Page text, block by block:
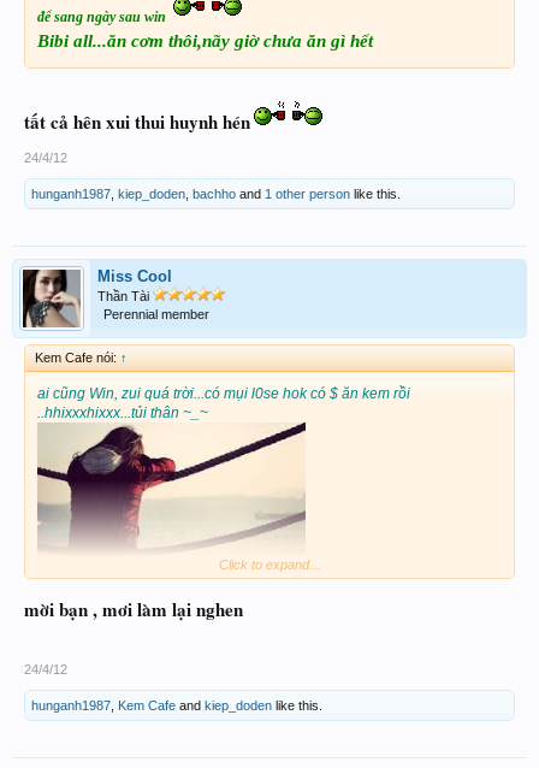
để sang ngày sau win
Bibi all...ăn cơm thôi,nãy giờ chưa ăn gì hết
tất cả hên xui thui huynh hén
24/4/12
hunganh1987 kiep_doden bachho and 1 other person like this.
Miss Cool
Thần Tài
Perennial member
Kem Cafe nói: ↑
ai cũng Win, zui quá trời...có mụi l0se hok có $ ăn kem rồi
..hhixxxhixxx...tủi thân ~_~
Click to expand...
mời bạn , mơi làm lại nghen
24/4/12
hunganh1987 Kem Cafe and kiep_doden like this.